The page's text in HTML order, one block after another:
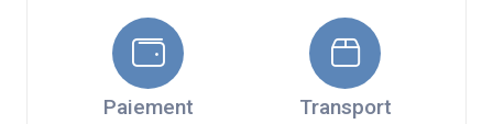
Paiement Transport